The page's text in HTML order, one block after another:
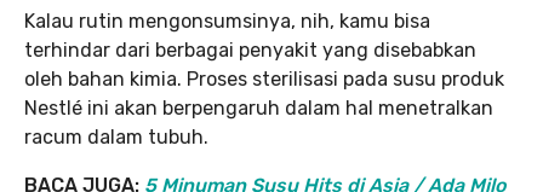
Kalau rutin mengonsumsinya, nih, kamu bisa
terhindar dari berbagai penyakit yang disebabkan
oleh bahan kimia. Proses sterilisasi pada susu produk
Nestlé ini akan berpengaruh dalam hal menetralkan
racum dalam tubuh.
BACA JUGA: 5 Minuman Susu Hits di Asia / Ada Milo